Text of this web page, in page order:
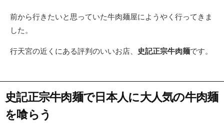
前から行きたいと思っていた牛肉麺屋にようやく行ってきま
した。
行天宮の近くにある評判のいいお店、 史記正宗牛肉麺です。
史記正宗牛肉麺で日本人に大人気の牛肉麺
を喰らう